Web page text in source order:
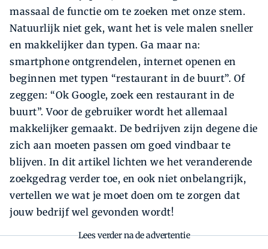
massaal de functie om te zoeken met onze stem.
Natuurlijk niet gek, want het is vele malen sneller
en makkelijker dan typen. Ga maar na:
smartphone ontgrendelen, internet openen en
beginnen met typen “restaurant in de buurt”. Of
zeggen: “Ok Google, zoek een restaurant in de
buurt”. Voor de gebruiker wordt het allemaal
makkelijker gemaakt. De bedrijven zijn degene die
zich aan moeten passen om goed vindbaar te
blijven. In dit artikel lichten we het veranderende
zoekgedrag verder toe, en ook niet onbelangrijk,
vertellen we wat je moet doen om te zorgen dat
jouw bedrijf wel gevonden wordt!
Lees verder na de advertentie